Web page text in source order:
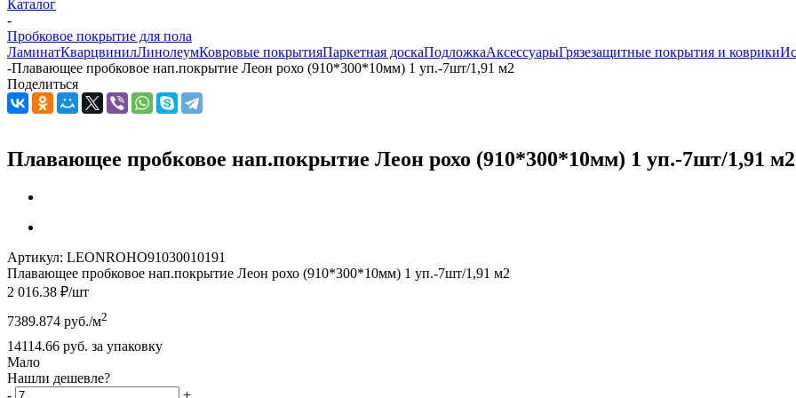
Каталог
-
Пробковое покрытие для пола
ЛаминатКварцвинилЛинолеумКовровые покрытияПаркетная доскаПодложкаАксессуарыГрязезащитные покрытия и коврики
-Плавающее пробковое нап.покрытие Леон рохо (910*300*10мм) 1 уп.-7шт/1,91 м2
Поделиться
Плавающее пробковое нап.покрытие Леон рохо (910*300*10мм) 1 уп.-7шт/1,91 м2
Артикул: LEONROHO91030010191
Плавающее пробковое нап.покрытие Леон рохо (910*300*10мм) 1 уп.-7шт/1,91 м2
2 016.38 ₽/шт
7389.874 руб./м2
14114.66 руб. за упаковку
Мало
Нашли дешевле?